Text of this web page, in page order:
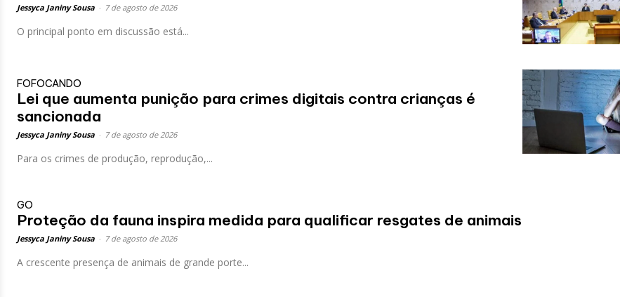
Jessyca Janiny Sousa 7 de agosto de 2026
O principal ponto em discussão está...
FOFOCANDO
Lei que aumenta punição para crimes digitais contra crianças é
sancionada
Jessyca Janiny Sousa 7 de agosto de 2026
Para os crimes de produção, reprodução,...
GO
Proteção da fauna inspira medida para qualificar resgates de animais
Jessyca Janiny Sousa 7 de agosto de 2026
A crescente presença de animais de grande porte...